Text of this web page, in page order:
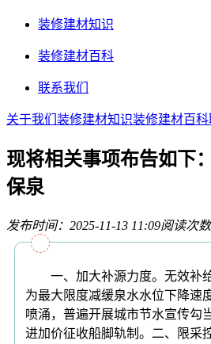
装修建材知识
装修建材百科
联系我们
关于我们 装修建材知识装修建材百科
现将相关事项布告如下
保泉
发布时间：2025-11-13 11:09阅读次数
一、加大补源力度。无效补给
为最大限度减缓泉水水位下降速
喷涌，普遍开展城市节水宣传勾
进加价征收船脚轨制。二、限采